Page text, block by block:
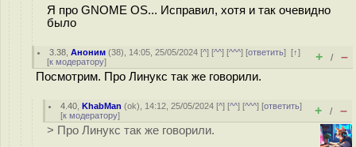
Я про GNOME OS... Исправил, хотя и так очевидно
было
3.38 ,Аноним (38), 14:05, 25/05/2024 [^] [^^] [^^^] [ответить][↑]
[к модератору] + / –
Посмотрим. Про Линукс так же говорили.
4.40 ,KhabMan (ok), 14:12, 25/05/2024 [^] [^^] [^^^] [ответить]
[к модератору] + / –
> Про Линукс так же говорили.